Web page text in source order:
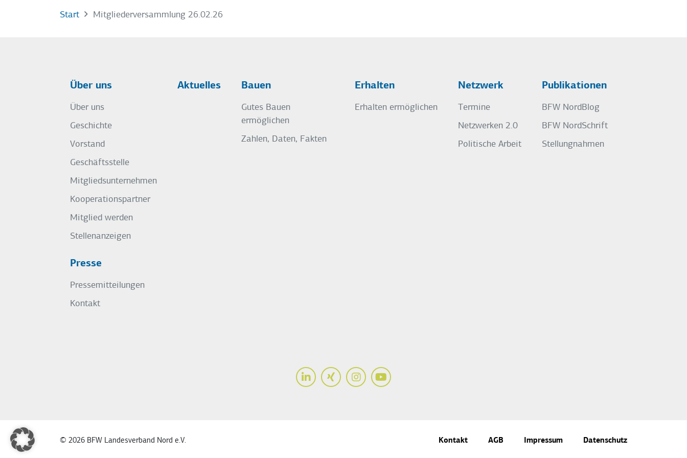
Start Mitgliederversammlung 26.02.26
Über uns
Über uns
Geschichte
Vorstand
Geschäftsstelle
Mitgliedsunternehmen
Kooperationspartner
Mitglied werden
Stellenanzeigen
Aktuelles Bauen
Gutes Bauen
ermöglichen
Zahlen, Daten, Fakten
Erhalten
Erhalten ermöglichen
Netzwerk
Termine
Netzwerken 2.0
Politische Arbeit
Publikationen
BFW NordBlog
BFW NordSchrift
Stellungnahmen
Presse
Pressemitteilungen
Kontakt
LinkedInXing InstagramYoutube
© 2026 BFW Landesverband Nord e.V. Kontakt AGB Impressum Datenschutz